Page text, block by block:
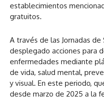
establecimientos
gratuitos.
A través de las Jornadas de
desplegado acciones para
enfermedades mediante
de vida, salud mental,
y visual. En este periodo,
desde marzo de 2025 a la